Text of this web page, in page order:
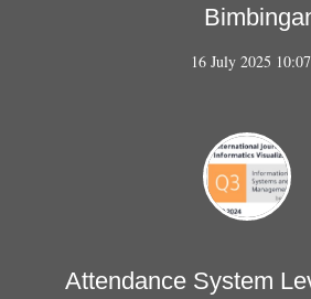
16 July 2025
Attendance System